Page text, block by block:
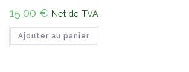
15,00 € Net de TVA
Ajouter au panier